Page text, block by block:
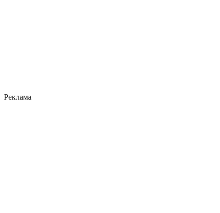
Реклама